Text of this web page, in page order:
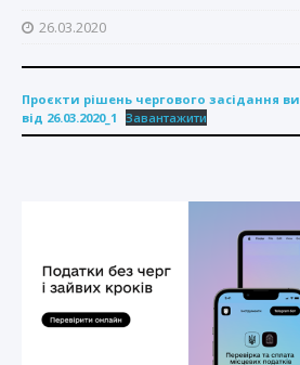
26.03.2020
Проєкти рішень чергового засідання
від 26.03.2020_1
Завантажити